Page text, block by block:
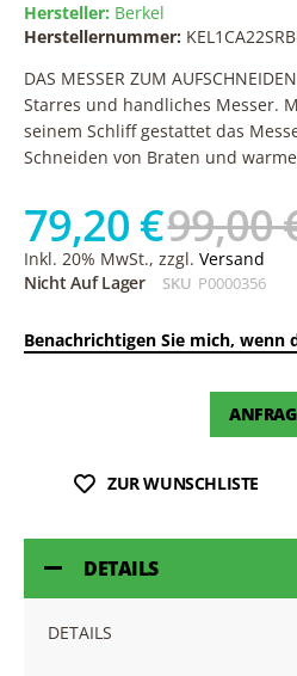
Hersteller: Berkel
Herstellernummer:
DAS MESSER ZUM
Starres und handliches Messer.
seinem Schliff gestattet das
Schneiden von Braten und
79,20 €99,00
Inkl. 20% MwSt., zzgl. Versand
Nicht Auf Lager
SKU P0000356
Benachrichtigen Sie mich, wenn
ZUR WUNSCHLISTE
DETAILS
DETAILS